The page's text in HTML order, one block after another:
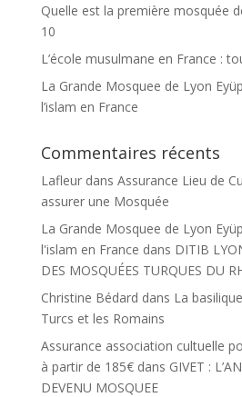
Quelle est la première mosquée
10
L’école musulmane en France :
La Grande Mosquee de Lyon
l’islam en France
Commentaires récents
Lafleurdans Assurance Lieu de
assurer une Mosquée
La Grande Mosquee de Lyon
l'islam en France dans DITIB
DES MOSQUÉES TURQUES DU
Christine Bédard dans La
Turcs et les Romains
Assurance association cultuelle
à partir de 185€dans GIVET :
DEVENU MOSQUEE